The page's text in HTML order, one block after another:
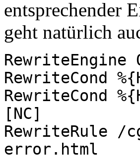
entsprechender
geht natürlich
RewriteEngine
RewriteCond
RewriteCond
[NC]
RewriteRule /
error.html